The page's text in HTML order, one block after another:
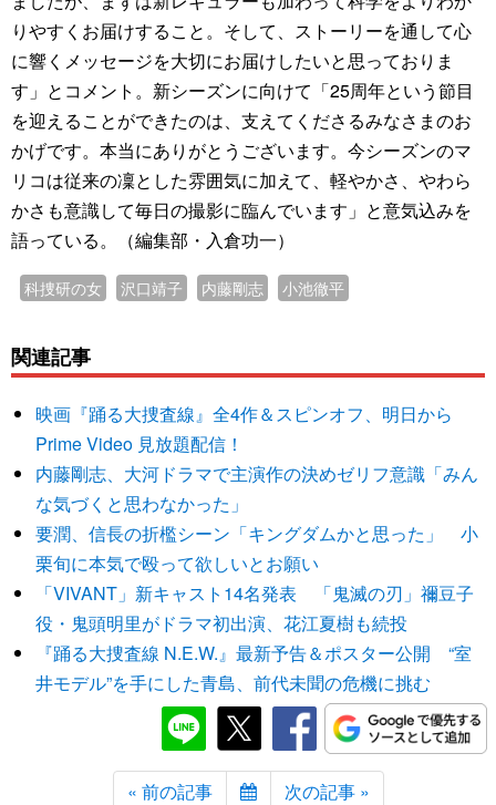
りやすくお届けすること。そして、ストーリーを通して心
に響くメッセージを大切にお届けしたいと思っておりま
す」とコメント。新シーズンに向けて「25周年という節目
を迎えることができたのは、支えてくださるみなさまのお
かげです。本当にありがとうございます。今シーズンのマ
リコは従来の凜とした雰囲気に加えて、軽やかさ、やわら
かさも意識して毎日の撮影に臨んでいます」と意気込みを
語っている。（編集部・入倉功一）
科捜研の女 沢口靖子 内藤剛志 小池徹平
関連記事
映画『踊る大捜査線』全4作＆スピンオフ、明日から
Prime Video 見放題配信！
内藤剛志、大河ドラマで主演作の決めゼリフ意識「みん
な気づくと思わなかった」
要潤、信長の折檻シーン「キングダムかと思った」 小
栗旬に本気で殴って欲しいとお願い
「VIVANT」新キャスト14名発表 「鬼滅の刃」禰豆子
役・鬼頭明里がドラマ初出演、花江夏樹も続投
『踊る大捜査線 N.E.W.』最新予告＆ポスター公開 “室
井モデル”を手にした青島、前代未聞の危機に挑む
« 前の記事 次の記事 »